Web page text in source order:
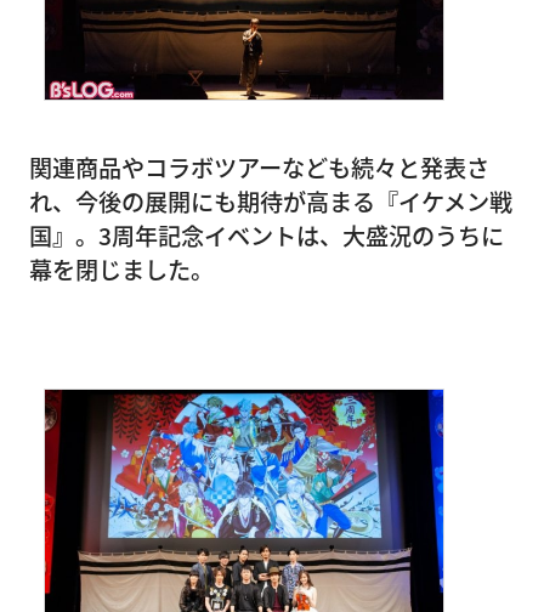
関連商品やコラボツアーなども続々と発表さ
れ、今後の展開にも期待が高まる『イケメン戦
国』。3周年記念イベントは、大盛況のうちに
幕を閉じました。